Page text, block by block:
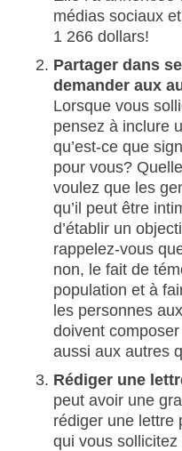
médias sociaux
1 266 dollars!
Partager dans
demander aux
Lorsque vous
pensez à inclure
qu’est-ce que
pour vous?
voulez que les
qu’il peut être
d’établir un
rappelez-vous
non, le fait de
population et à
les personnes
doivent
aussi aux autres
Rédiger une
peut avoir une
rédiger une lettre
qui vous